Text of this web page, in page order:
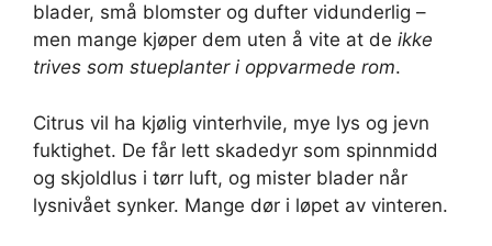
blader, små blomster og dufter vidunderlig –
men mange kjøper dem uten å vite at de ikke
trives som stueplanter i oppvarmede rom.
Citrus vil ha kjølig vinterhvile, mye lys og jevn
fuktighet. De får lett skadedyr som spinnmidd
og skjoldlus i tørr luft, og mister blader når
lysnivået synker. Mange dør i løpet av vinteren.